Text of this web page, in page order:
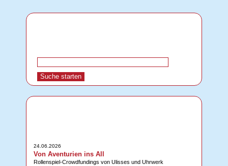
24.06.2026
Von Aventurien ins All
Rollenspiel-Crowdfundings von Ulisses und Uhrwerk